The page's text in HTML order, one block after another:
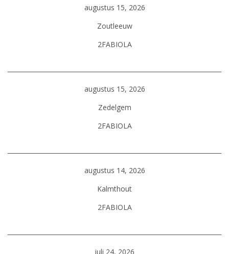
augustus 15, 2026
Zoutleeuw
2FABIOLA
augustus 15, 2026
Zedelgem
2FABIOLA
augustus 14, 2026
Kalmthout
2FABIOLA
juli 24, 2026